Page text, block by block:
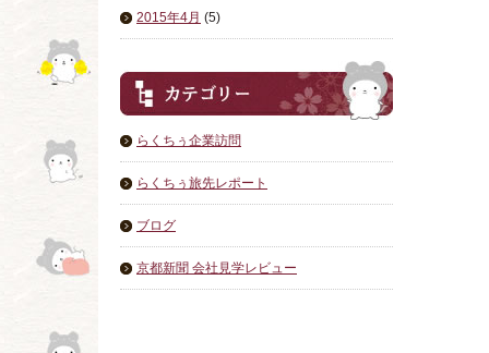
2015年4月 (5)
らくちぅ企業訪問
らくちぅ旅先レポート
ブログ
京都新聞 会社見学レビュー